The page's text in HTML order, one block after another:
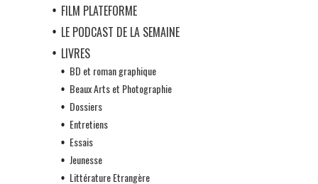
FILM PLATEFORME
LE PODCAST DE LA SEMAINE
LIVRES
BD et roman graphique
Beaux Arts et Photographie
Dossiers
Entretiens
Essais
Jeunesse
Littérature Etrangère